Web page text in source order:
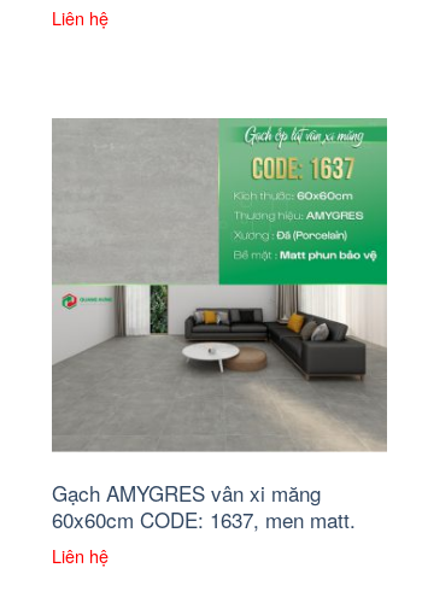
Liên hệ
Gạch AMYGRES vân xi măng
60x60cm CODE: 1637, men matt.
Liên hệ